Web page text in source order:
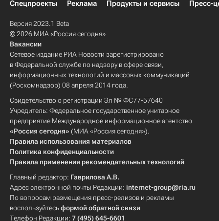
Спецпроекты
Реклама Продукты и сервисы Пресс-
Версия 2023.1 Beta
© 2026 МИА «Россия сегодня»
Вакансии
Сетевое издание РИА Новости зарегистрировано
в Федеральной службе по надзору в сфере связи,
информационных технологий и массовых коммуникаций
(Роскомнадзор) 08 апреля 2014 года.
Свидетельство о регистрации Эл № ФС77-57640
Учредитель: Федеральное государственное унитарное
предприятие Международное информационное агентство
«Россия сегодня» (МИА «Россия сегодня»).
Правила использования материалов
Политика конфиденциальности
Правила применения рекомендательных технологий
Главный редактор: Гаврилова А.В.
Адрес электронной почты Редакции: internet-group@ria.ru
По вопросам размещения пресс-релизов и рекламы
воспользуйтесьформой обратной связи
Телефон Редакции: 7 (495) 645-6601